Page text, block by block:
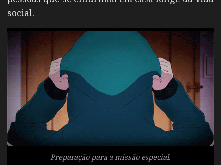
social.
Preparação para a missão especial.